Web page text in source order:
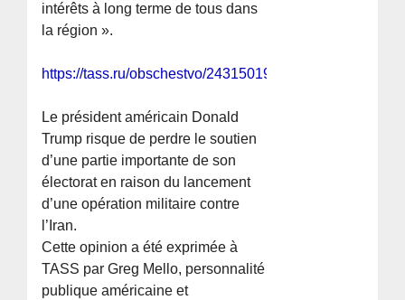
intérêts à long terme de tous dans
la région ».
https://tass.ru/obschestvo/24315019
Le président américain Donald
Trump risque de perdre le soutien
d’une partie importante de son
électorat en raison du lancement
d’une opération militaire contre
l’Iran.
Cette opinion a été exprimée à
TASS par Greg Mello, personnalité
publique américaine et